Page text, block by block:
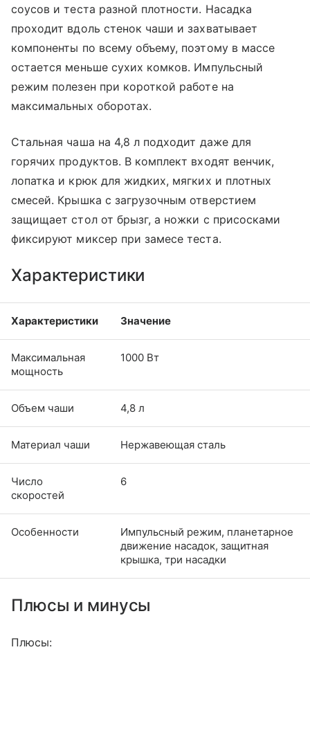
соусов и теста разной плотности. Насадка
проходит вдоль стенок чаши и захватывает
компоненты по всему объему, поэтому в массе
остается меньше сухих комков. Импульсный
режим полезен при короткой работе на
максимальных оборотах.
Стальная чаша на 4,8 л подходит даже для
горячих продуктов. В комплект входят венчик,
лопатка и крюк для жидких, мягких и плотных
смесей. Крышка с загрузочным отверстием
защищает стол от брызг, а ножки с присосками
фиксируют миксер при замесе теста.
Характеристики
Характеристики Значение
Максимальная
мощность
1000 Вт
Объем чаши 4,8 л
Материал чаши Нержавеющая сталь
Число
скоростей
6
Особенности
Импульсный режим, планетарное
движение насадок, защитная
крышка, три насадки
Плюсы и минусы
Плюсы: